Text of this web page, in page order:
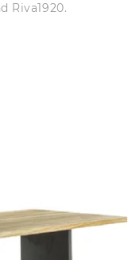
Riva1920.